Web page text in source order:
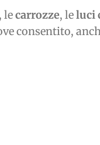
, lecarrozze, leluci
consentito,